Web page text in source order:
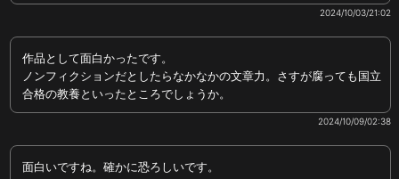
2024/10/03/21:02
作品として面白かったです。
ノンフィクションだとしたらなかなかの文章力。さすが腐っても国立
合格の教養といったところでしょうか。
2024/10/09/02:38
面白いですね。確かに恐ろしいです。